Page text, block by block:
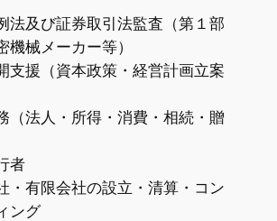
法及び証券取引法監査（第１部
機械メーカー等）
支援（資本政策・経営計画立案
（法人・所得・消費・相続・贈
者
・有限会社の設立・清算・コン
ング